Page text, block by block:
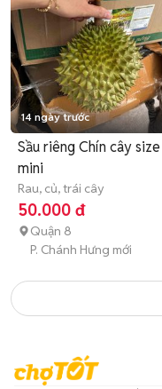
14 ngày trước
Sầu riêng Chín cây size
mini
Rau, củ, trái cây
50.000 đ
Quận 8
P. Chánh Hưng mới